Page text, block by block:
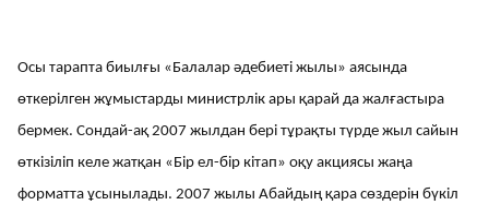
Осы тарапта биылғы «Балалар әдебиеті жылы» аясында
өткерілген жұмыстарды министрлік ары қарай да жалғастыра
бермек. Сондай-ақ 2007 жылдан бері тұрақты түрде жыл сайын
өткізіліп келе жатқан «Бір ел-бір кітап» оқу акциясы жаңа
форматта ұсынылады. 2007 жылы Абайдың қара сөздерін бүкіл